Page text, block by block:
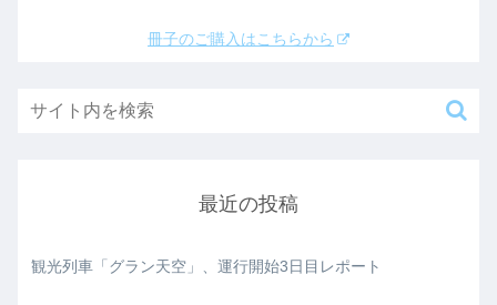
冊子のご購入はこちらから
最近の投稿
観光列車「グラン天空」、運行開始3日目レポート